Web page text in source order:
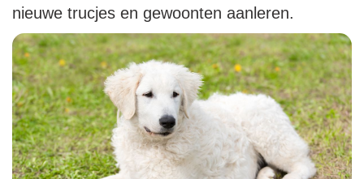
nieuwe trucjes en gewoonten aanleren.